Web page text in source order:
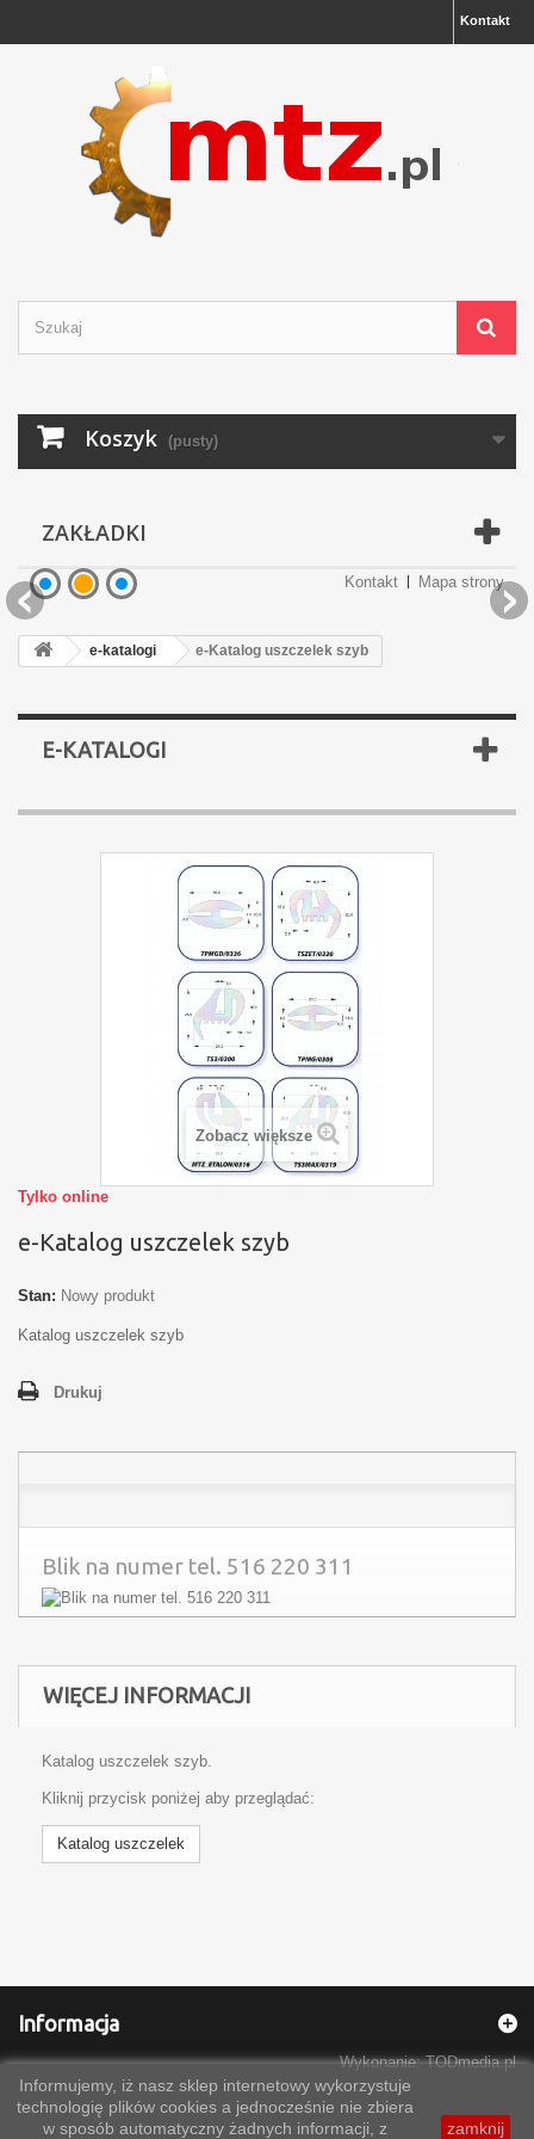
Kontakt
Koszyk (pusty)
ZAKŁADKI
Kontakt Mapa strony
Podgrzewacze płynu
Części brony BDT
Oświetlenie LED
Podgrzewacze płynu
Części brony BDT
e-katalogi e-Katalog uszczelek szyb
E-KATALOGI
Zobacz większe
Tylko online
e-Katalog uszczelek szyb
Stan: Nowy produkt
Katalog uszczelek szyb
Drukuj
Blik na numer tel. 516 220 311
WIĘCEJ INFORMACJI
Katalog uszczelek szyb.
Kliknij przycisk poniżej aby przeglądać:
Katalog uszczelek
Informacja
Wykonanie:TODmedia.pl
Informujemy, iż nasz sklep internetowy wykorzystuje
technologię plików cookies a jednocześnie nie zbiera
w sposób automatyczny żadnych informacji, z
zamknij